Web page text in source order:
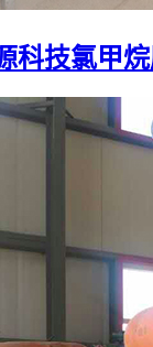
科技氯甲